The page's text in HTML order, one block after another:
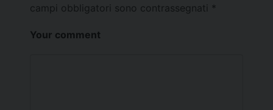
campi obbligatori sono contrassegnati *
Your comment